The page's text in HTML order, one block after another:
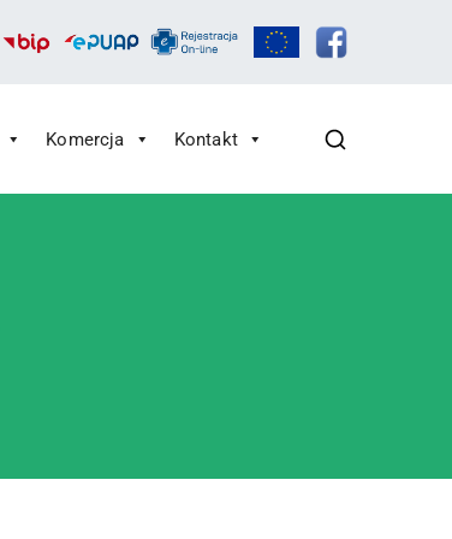
Komercja Kontakt